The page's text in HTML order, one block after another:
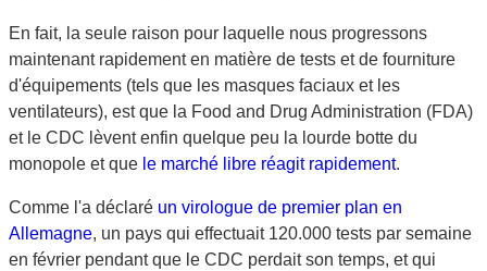
En fait, la seule raison pour laquelle nous progressons
maintenant rapidement en matière de tests et de fourniture
d'équipements (tels que les masques faciaux et les
ventilateurs), est que la Food and Drug Administration (FDA)
et le CDC lèvent enfin quelque peu la lourde botte du
monopole et que le marché libre réagit rapidement.
Comme l'a déclaré un virologue de premier plan en
Allemagne, un pays qui effectuait 120.000 tests par semaine
en février pendant que le CDC perdait son temps, et qui